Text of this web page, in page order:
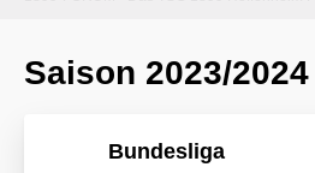
Saison 2023/
Bundesliga